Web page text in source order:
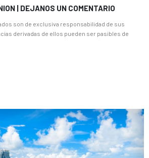
| DEJANOS UN COMENTARIO
son de exclusiva responsabilidad de sus
derivadas de ellos pueden ser pasibles de